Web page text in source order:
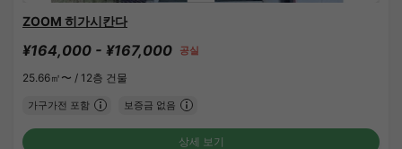
ZOOM 히가시칸다
¥164,000 - ¥167,000 공실
25.66㎡〜 / 12층 건물
가구가전 포함 보증금 없음
상세 보기